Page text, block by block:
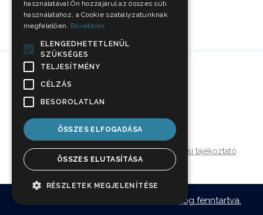
Impresszum Jogi nyilatkozat
Adatkezelési tájékoztató
Médiaajánlat
hellonyiregyhaza.hu - Minden jog fenntartva.
használatával Ön hozzájárul az összes süti
használatához, a Cookie szabályzatunknak
megfelelően. Bővebben
ELENGEDHETETLENÜL
SZÜKSÉGES
TELJESÍTMÉNY
CÉLZÁS
BESOROLATLAN
ÖSSZES ELFOGADÁSA
ÖSSZES ELUTASÍTÁSA
RÉSZLETEK MEGJELENÍTÉSE